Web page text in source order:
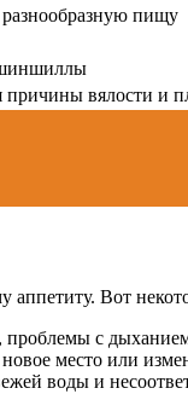
пищу
шиншиллы
причины вялости и
Вот
проблемы с
место или
воды и